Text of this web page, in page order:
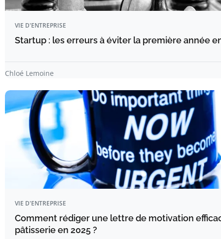
VIE D'ENTREPRISE
Startup : les erreurs à éviter la première année
Chloé Lemoine
VIE D'ENTREPRISE
Comment rédiger une lettre de motivation
pâtisserie en 2025 ?